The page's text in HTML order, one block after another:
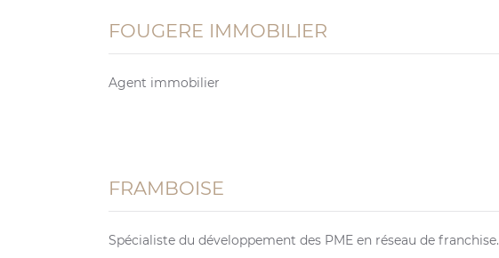
FOUGERE IMMOBILIER
Agent immobilier
FRAMBOISE
Spécialiste du développement des PME en réseau de franchise.